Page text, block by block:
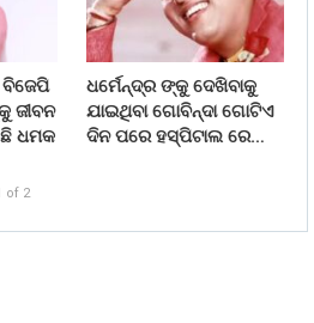
ଜୀବନ
ଧମକ
ଧର୍ମେନ୍ଦ୍ର ଙ୍କୁ ଦେଖିବାକୁ
ଯାଇଥିବା ଗୋବିନ୍ଦା ଗୋଟିଏ
ଦିନ ପରେ ହସ୍ପିଟାଲ ରେ…
of 2